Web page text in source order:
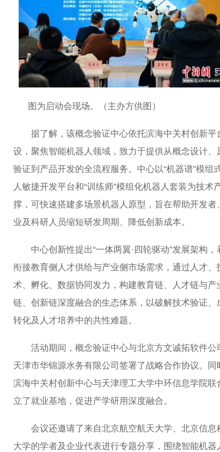
图为启动会现场。（主办方供图）
据了解，该概念验证中心依托滨海中关村创新平
设，聚焦智能机器人领域，致力于提供从概念设计、
验证到产品开发的全流程服务。中心以“机器谱”模组
人敏捷开发平台和“训练师”模组化机器人套装为技术
撑，可快速搭建多场景机器人原型，旨在帮助开发者
业及科研人员缩短研发周期、降低创新成本。
中心创新性提出“一体两翼·四轮驱动”发展架构，
衔接教育侧人才供给与产业侧市场需求，通过人才、
术、孵化、数据协同发力，构建教育链、人才链与产
链、创新链深度融合的生态体系，以破解技术验证、
转化及人才培养中的共性难题。
活动期间，概念验证中心与北京方文诚拓软件公
天津市华锦源水务有限公司签署了战略合作协议。同
滨海中关村创新中心与天津理工大学中环信息学院联
立了就业基地，促进产学研用深度融合。
会议还邀请了来自北京航空航天大学、北京信息
大学的学者及企业代表进行专题分享，围绕智能机器